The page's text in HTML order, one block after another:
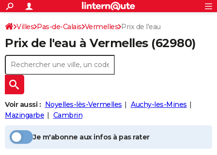
ACTUALITÉS
Politique
Société
Faits Divers
Education
Monde
Villes
+
SPORT
Coupe du monde 2026
Football
Tennis
Cyclisme
Rugby
Forum
Programme TV
TNTStreaming
Cinéma
Sorties cinéma
Musique
Retraite
Impôts
Epargne
Immobilier
Risques naturels par ville
Banque
Assurance
Crédit
AUTO
Essais
Réserver un essai
Citadines
Berlines
SUV
Forum auto
+
Mobiles
Meilleur smartphone
Internet
Ordinateurs
Jeux vidéo
Guide high-tech
+BRICOLAGE
Forum
Aménagement intérieur
Extérieur
Cuisine
Salle de bains
Jardinage
Rangement
+WEEK-END
S'inscrire
Connexion
Villes Pas-de-Calais Vermelles Prix de l'eau
Prix de l'eau à Vermelles(62980)
Voir aussi : Noyelles-lès-Vermelles
Auchy-les-Mines
Mazingarbe
Cambrin
Je m'abonne aux infos à pas rater